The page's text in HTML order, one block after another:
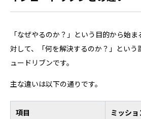
「なぜやるのか？」という目的から始
対して、「何を解決するのか？」という
ュードリブンです。
主な違いは以下の通りです。
項目
ミッシ